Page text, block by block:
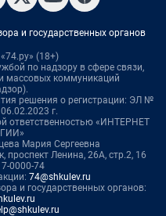
и государственных органов
(18+)
по надзору в сфере связи,
массовых коммуникаций
решения о регистрации: ЭЛ №
г.
ответственностью «ИНТЕРНЕТ
Мария Сергеевна
проспект Ленина, 26А, стр.2, 16
0000-74
74@shkulev.ru
и государственных органов: